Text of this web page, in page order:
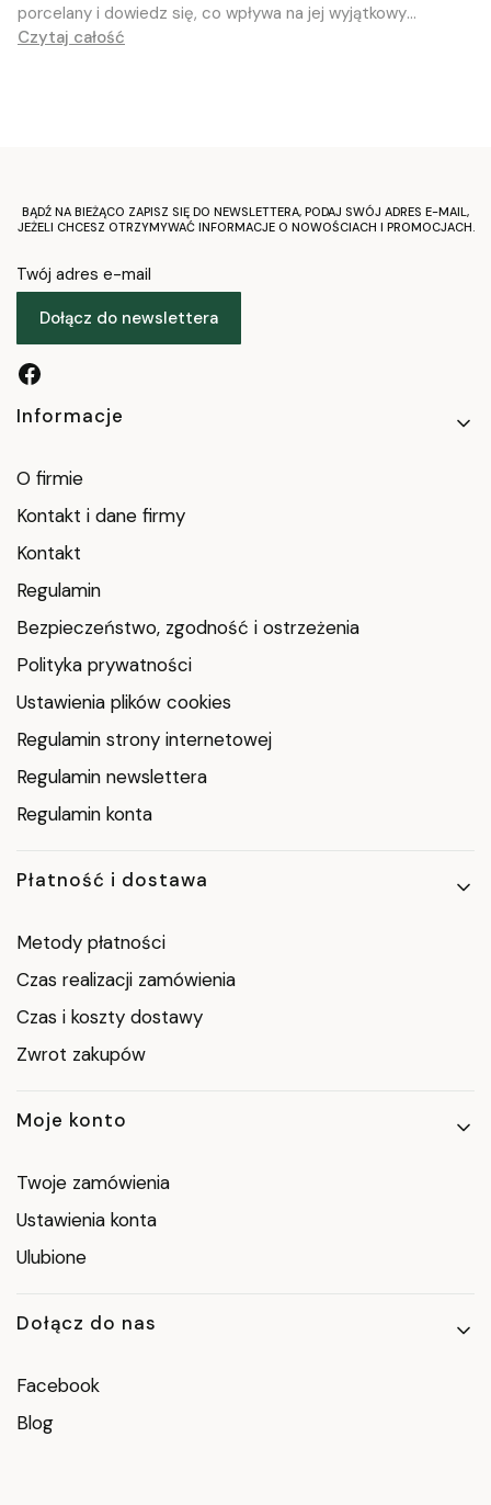
porcelany i dowiedz się, co wpływa na jej wyjątkowy
charakter
Czytaj całość
BĄDŹ NA BIEŻĄCO ZAPISZ SIĘ DO NEWSLETTERA, PODAJ SWÓJ ADRES E-MAIL,
JEŻELI CHCESZ OTRZYMYWAĆ INFORMACJE O NOWOŚCIACH I PROMOCJACH.
Twój adres e-mail
Dołącz do newslettera
Linki w stopce
Informacje
O firmie
Kontakt i dane firmy
Kontakt
Regulamin
Bezpieczeństwo, zgodność i ostrzeżenia
Polityka prywatności
Ustawienia plików cookies
Regulamin strony internetowej
Regulamin newslettera
Regulamin konta
Płatność i dostawa
Metody płatności
Czas realizacji zamówienia
Czas i koszty dostawy
Zwrot zakupów
Moje konto
Twoje zamówienia
Ustawienia konta
Ulubione
Dołącz do nas
Facebook
Blog